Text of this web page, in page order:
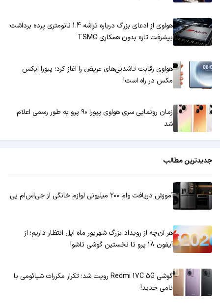
هواوی از ادعای بزرگ درباره تراشه 1.4 نانومتری پرده برداشت؛
پیشرفت تازه بدون همکاری TSMC
هواوی رقابت تاشدنی‌های عریض را آغاز کرد؛ پیورا ایکس
مکس در راه است!
زمان رونمایی سری هواوی پیورا ۹۰ پرو به طور رسمی اعلام
شد
جدیدترین مطالب
آموزش دریافت وام ۲۰۰ میلیونی لوازم خانگی از جی‌اس‌ام پی
هر آن‌چه از رویداد بزرگ شهریور ماه اپل انتظار داریم؛ از
آیفون ۱۸ پرو تا نخستین گوشی تاشو!
گوشی Redmi 17C 5G رویت شد؛ تکرار مکررات شیائومی با
نامی جدید!